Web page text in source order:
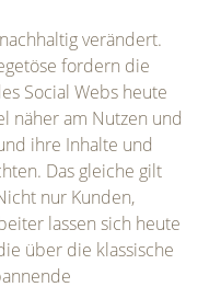
verändert.
fordern die
Social Webs heute
näher am Nutzen und
ihre Inhalte und
Das gleiche gilt
nur Kunden,
lassen sich heute
über die klassische